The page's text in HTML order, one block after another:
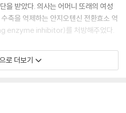
을 위한 하루 레시피
을 받았다. 의사는 어머니 또래의 여성
축을 억제하는 안지오텐신 전환효소 억
inhibitor)를 처방해주었다.
터 고콜레스테롤혈증(정확히 말하면
테롤, 높은 LDL 콜레스테롤)이 있다고
상 가장 많이 처방된 약 중 하나다.
로 더보기